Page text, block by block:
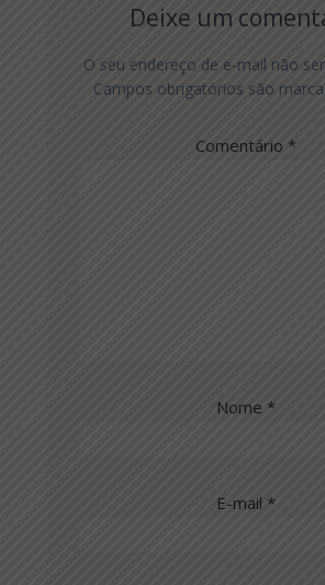
Deixe um
O seu endereço de e-mail não
Campos obrigatórios são
Comentário *
Nome *
E-mail *